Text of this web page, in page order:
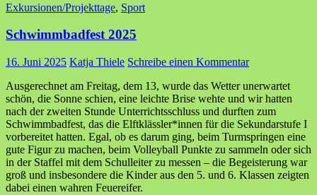
Exkursionen/Projekttage, Sport
Schwimmbadfest 2025
16. Juni 2025 Katja Thiele Schreibe einen Kommentar
Ausgerechnet am Freitag, dem 13, wurde das Wetter unerwartet
schön, die Sonne schien, eine leichte Brise wehte und wir hatten
nach der zweiten Stunde Unterrichtsschluss und durften zum
Schwimmbadfest, das die Elftklässler*innen für die Sekundarstufe I
vorbereitet hatten. Egal, ob es darum ging, beim Turmspringen eine
gute Figur zu machen, beim Volleyball Punkte zu sammeln oder sich
in der Staffel mit dem Schulleiter zu messen – die Begeisterung war
groß und insbesondere die Kinder aus den 5. und 6. Klassen zeigten
dabei einen wahren Feuereifer.